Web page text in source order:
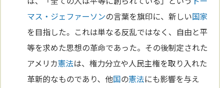
マス・ジェファーソンの言葉を旗印に、新しい国家
を目指した。これは単なる反乱ではなく、自由と平
等を求めた思想の革命であった。その後制定された
アメリカ憲法は、権力分立や人民主権を取り入れた
革新的なものであり、他国の憲法にも影響を与え